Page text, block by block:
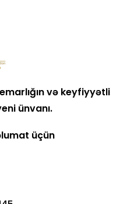
və keyfiyyətli
ünvanı.
üçün